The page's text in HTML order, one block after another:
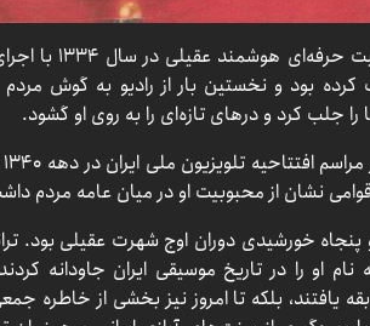
آغاز رسمی
بود و نخستین بار از رادیو به گوش
جلب کرد و درهای تازه‌ای را به روی او گشود.
نشان از محبوبیت او در میان عامه مردم
خورشیدی دوران اوج شهرت عقیلی بود.
او را در تاریخ موسیقی ایران جاودانه
یافتند، بلکه تا امروز نیز بخشی از خاطره